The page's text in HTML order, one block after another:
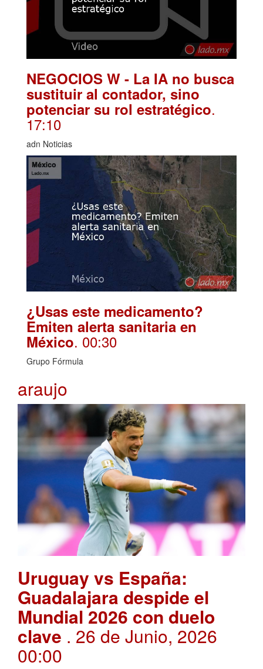
NEGOCIOS W - La IA no busca
sustituir al contador, sino
potenciar su rol estratégico.
17:10
adn Noticias
¿Usas este medicamento?
Emiten alerta sanitaria en
México. 00:30
Grupo Fórmula
araujo
Uruguay vs España:
Guadalajara despide el
Mundial 2026 con duelo
clave . 26 de Junio, 2026
00:00